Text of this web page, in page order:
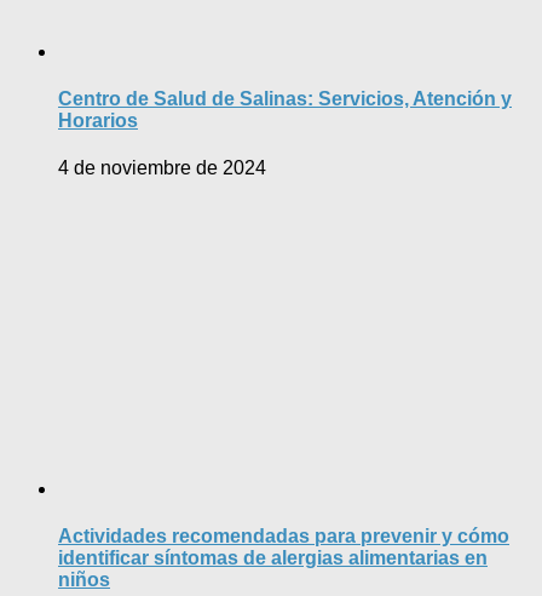
Centro de Salud de Salinas: Servicios, Atención y
Horarios
4 de noviembre de 2024
Actividades recomendadas para prevenir y cómo
identificar síntomas de alergias alimentarias en
niños